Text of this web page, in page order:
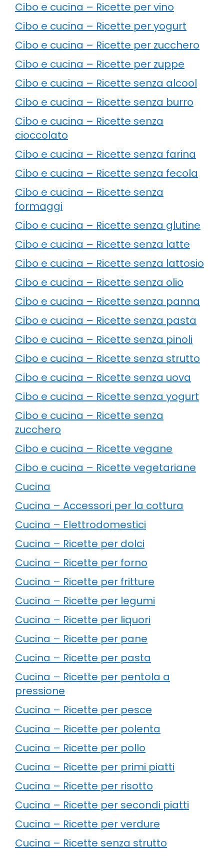
Cibo e cucina – Ricette per vino
Cibo e cucina – Ricette per yogurt
Cibo e cucina – Ricette per zucchero
Cibo e cucina – Ricette per zuppe
Cibo e cucina – Ricette senza alcool
Cibo e cucina – Ricette senza burro
Cibo e cucina – Ricette senza
cioccolato
Cibo e cucina – Ricette senza farina
Cibo e cucina – Ricette senza fecola
Cibo e cucina – Ricette senza
formaggi
Cibo e cucina – Ricette senza glutine
Cibo e cucina – Ricette senza latte
Cibo e cucina – Ricette senza lattosio
Cibo e cucina – Ricette senza olio
Cibo e cucina – Ricette senza panna
Cibo e cucina – Ricette senza pasta
Cibo e cucina – Ricette senza pinoli
Cibo e cucina – Ricette senza strutto
Cibo e cucina – Ricette senza uova
Cibo e cucina – Ricette senza yogurt
Cibo e cucina – Ricette senza
zucchero
Cibo e cucina – Ricette vegane
Cibo e cucina – Ricette vegetariane
Cucina
Cucina – Accessori per la cottura
Cucina – Elettrodomestici
Cucina – Ricette per dolci
Cucina – Ricette per forno
Cucina – Ricette per fritture
Cucina – Ricette per legumi
Cucina – Ricette per liquori
Cucina – Ricette per pane
Cucina – Ricette per pasta
Cucina – Ricette per pentola a
pressione
Cucina – Ricette per pesce
Cucina – Ricette per polenta
Cucina – Ricette per pollo
Cucina – Ricette per primi piatti
Cucina – Ricette per risotto
Cucina – Ricette per secondi piatti
Cucina – Ricette per verdure
Cucina – Ricette senza strutto